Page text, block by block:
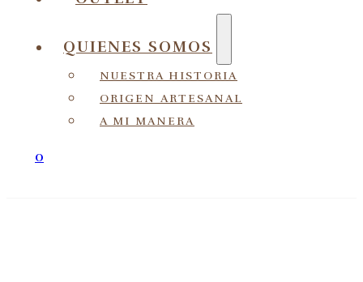
QUIENES SOMOS
NUESTRA HISTORIA
ORIGEN ARTESANAL
A MI MANERA
0